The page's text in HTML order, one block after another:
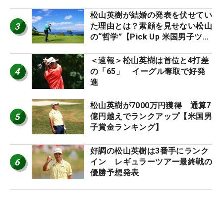
3
松山英樹が結婚の発表を伏せてい
た理由とは？素顔を見せない松山
の“哲学”【Pick Up 米国男子ツア
4
＜速報＞松山英樹は首位と4打差
の「65」 イーグル奪取で好発
進
5
松山英樹が7000万円獲得 通算7
億円越えでランクアップ【米国男
子賞金ランキング】
6
好調の松山英樹は3番手にランク
イン レギュラーツアー最終戦の
優勝予想発表